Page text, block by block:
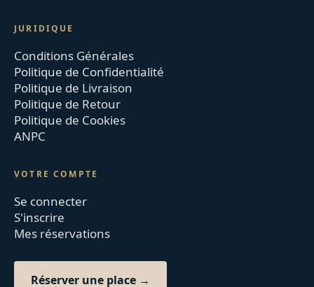
JURIDIQUE
Conditions Générales
Politique de Confidentialité
Politique de Livraison
Politique de Retour
Politique de Cookies
ANPC
VOTRE COMPTE
Se connecter
S'inscrire
Mes réservations
Réserver une place →